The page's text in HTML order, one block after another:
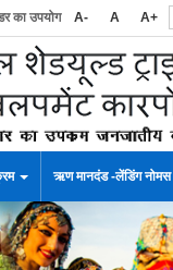
का उपयोग A- A A+
ऋण मानदंड -लेंडिंग नोमस